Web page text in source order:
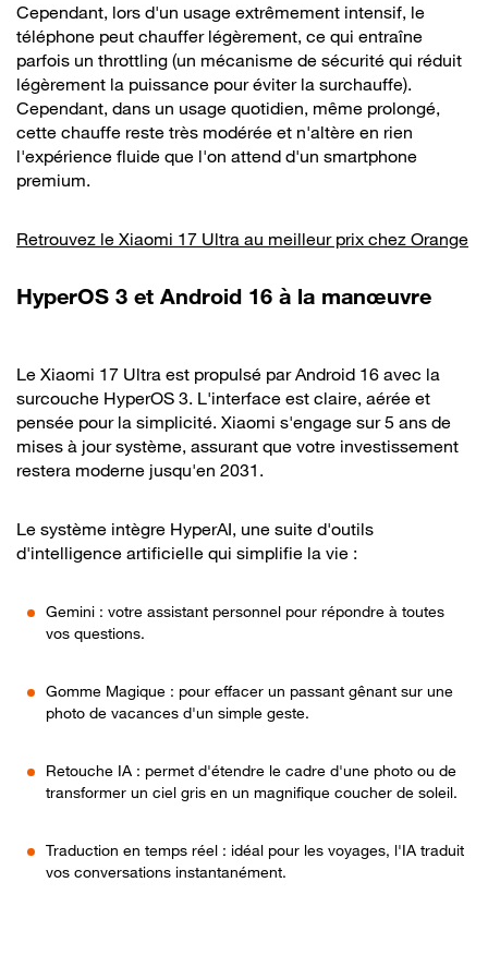
Cependant, lors d'un usage extrêmement intensif, le
téléphone peut chauffer légèrement, ce qui entraîne
parfois un throttling (un mécanisme de sécurité qui réduit
légèrement la puissance pour éviter la surchauffe).
Cependant, dans un usage quotidien, même prolongé,
cette chauffe reste très modérée et n'altère en rien
l'expérience fluide que l'on attend d'un smartphone
premium.
Retrouvez le Xiaomi 17 Ultra au meilleur prix chez Orange
HyperOS 3 et Android 16 à la manœuvre
Le Xiaomi 17 Ultra est propulsé par Android 16 avec la
surcouche HyperOS 3. L'interface est claire, aérée et
pensée pour la simplicité. Xiaomi s'engage sur 5 ans de
mises à jour système, assurant que votre investissement
restera moderne jusqu'en 2031.
Le système intègre HyperAI, une suite d'outils
d'intelligence artificielle qui simplifie la vie :
Gemini : votre assistant personnel pour répondre à toutes
vos questions.
Gomme Magique : pour effacer un passant gênant sur une
photo de vacances d'un simple geste.
Retouche IA : permet d'étendre le cadre d'une photo ou de
transformer un ciel gris en un magnifique coucher de soleil.
Traduction en temps réel : idéal pour les voyages, l'IA traduit
vos conversations instantanément.